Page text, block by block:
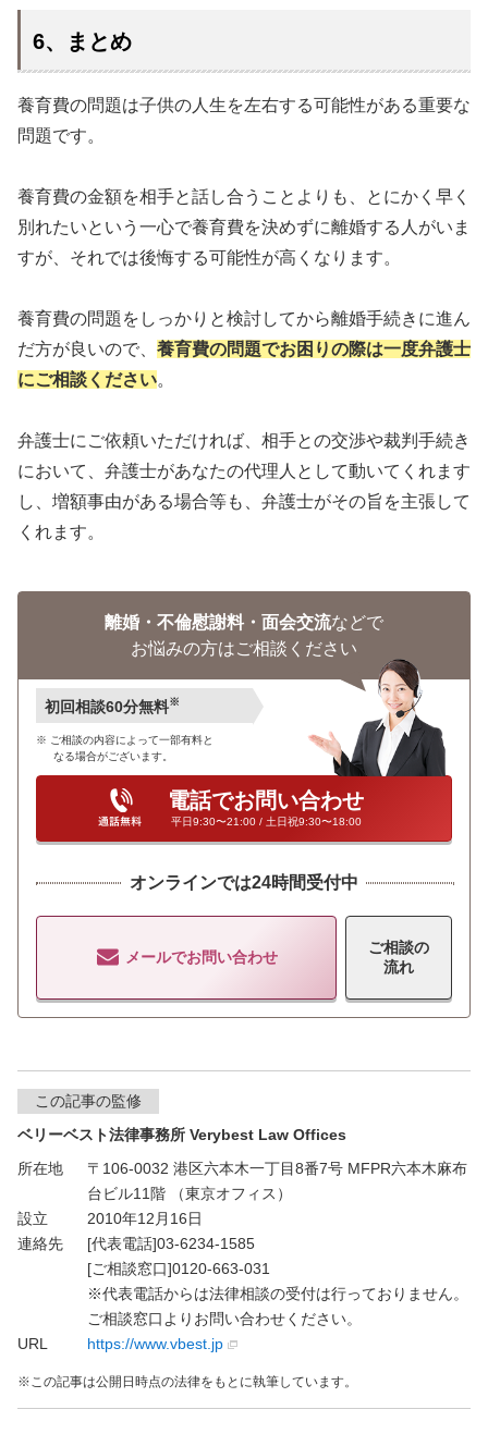
6、まとめ
養育費の問題は子供の人生を左右する可能性がある重要な
問題です。
養育費の金額を相手と話し合うことよりも、とにかく早く
別れたいという一心で養育費を決めずに離婚する人がいま
すが、それでは後悔する可能性が高くなります。
養育費の問題をしっかりと検討してから離婚手続きに進ん
だ方が良いので、 養育費の問題でお困りの際は一度弁護士
にご相談ください。
弁護士にご依頼いただければ、相手との交渉や裁判手続き
において、弁護士があなたの代理人として動いてくれます
し、増額事由がある場合等も、弁護士がその旨を主張して
くれます。
離婚・不倫慰謝料・面会交流などで
お悩みの方はご相談ください
初回相談60分無料※
ご相談の内容によって一部有料と
なる場合がございます。
電話でお問い合わせ
平日9:30〜21:00 / 土日祝9:30〜18:00
オンラインでは24時間受付中
メールでお問い合わせ
ご相談の
流れ
この記事の監修
ベリーベスト法律事務所 Verybest Law Offices
所在地
〒106-0032 港区六本木一丁目8番7号 MFPR六本木麻布
台ビル11階 （東京オフィス）
設立
2010年12月16日
連絡先
[代表電話]03-6234-1585
[ご相談窓口]0120-663-031
※代表電話からは法律相談の受付は行っておりません。
ご相談窓口よりお問い合わせください。
URL
https://www.vbest.jp
この記事は公開日時点の法律をもとに執筆しています。
無料通話 でお問い合わせ
18:00